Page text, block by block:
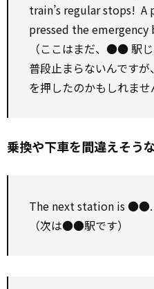
train’s regular stops! A
pressed the
（ここはまだ、●● 駅
普段止まらないんです
を押したのかもしれませ
乗換や下車を間違えそう
The next station is ●●.
（次は●●駅です）